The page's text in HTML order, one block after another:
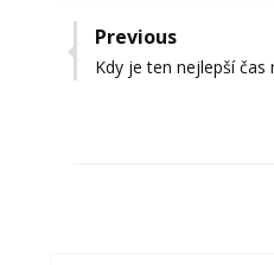
Navigace
pro
Previous
Previous
Kdy je ten nejlepší čas